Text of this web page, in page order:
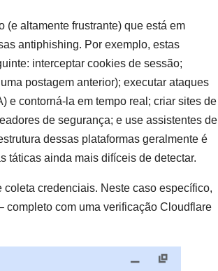
(e altamente frustrante) que está em
antiphishing. Por exemplo, estas
interceptar cookies de sessão;
postagem anterior); executar ataques
e contorná-la em tempo real; criar sites de
de segurança; e use assistentes de
dessas plataformas geralmente é
táticas ainda mais difíceis de detectar.
credenciais. Neste caso específico,
completo com uma verificação Cloudflare